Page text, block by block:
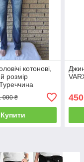
котонові,
розмір
000 ₴
Купити
450